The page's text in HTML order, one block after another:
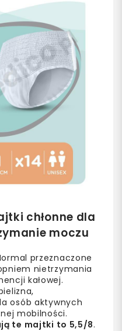
chłonne dla
moczu
przeznaczone
nietrzymania
kałowej.
osób aktywnych
mobilności.
te majtki to 5,5/8.